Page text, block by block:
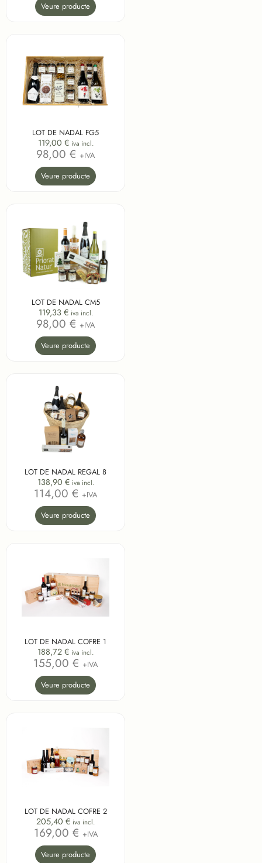
Veure producte
LOT DE NADAL FG5
119,00 € iva incl.
98,00 € +IVA
Veure producte
LOT DE NADAL CM5
119,33 € iva incl.
98,00 € +IVA
Veure producte
LOT DE NADAL REGAL 8
138,90 € iva incl.
114,00 € +IVA
Veure producte
LOT DE NADAL COFRE 1
188,72 € iva incl.
155,00 € +IVA
Veure producte
LOT DE NADAL COFRE 2
205,40 € iva incl.
169,00 € +IVA
Veure producte